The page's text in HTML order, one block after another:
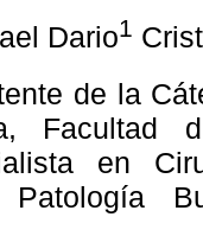
Dario1
de la
Facultad
en
Patología